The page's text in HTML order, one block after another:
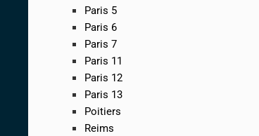
Paris 5
Paris 6
Paris 7
Paris 11
Paris 12
Paris 13
Poitiers
Reims